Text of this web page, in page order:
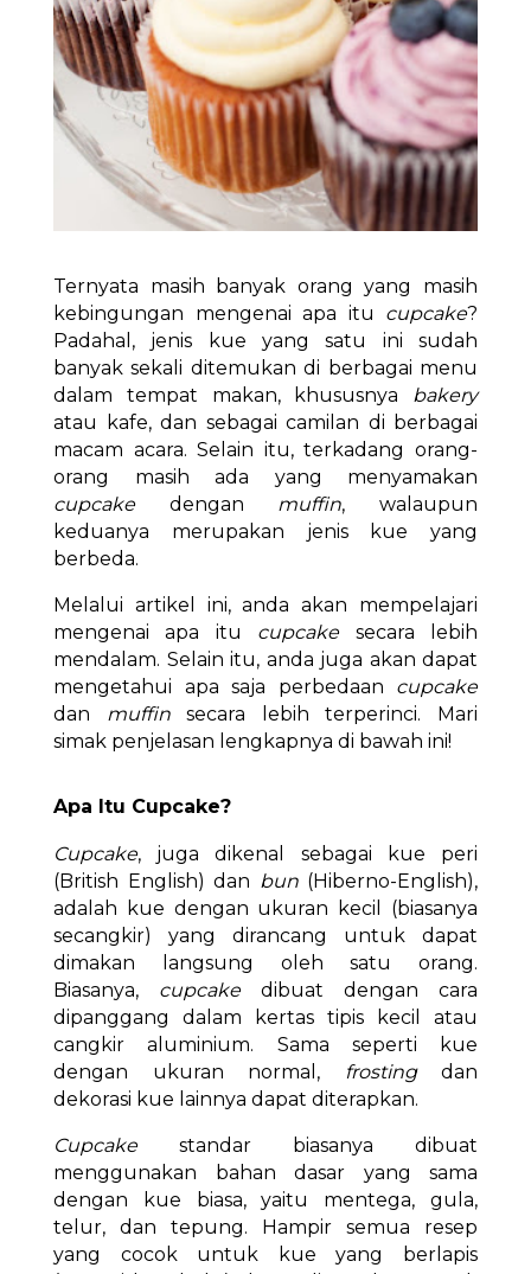
Ternyata masih banyak orang yang masih
kebingungan mengenai apa itu cupcake?
Padahal, jenis kue yang satu ini sudah
banyak sekali ditemukan di berbagai menu
dalam tempat makan, khususnya bakery
atau kafe, dan sebagai camilan di berbagai
macam acara. Selain itu, terkadang orang-
orang masih ada yang menyamakan
cupcakedengan muffin, walaupun
keduanya merupakan jenis kue yang
berbeda.
Melalui artikel ini, anda akan mempelajari
mengenai apa itu cupcakesecara lebih
mendalam. Selain itu, anda juga akan dapat
mengetahui apa saja perbedaan cupcake
dan muffinsecara lebih terperinci. Mari
simak penjelasan lengkapnya di bawah ini!
Apa Itu Cupcake?
Cupcake, juga dikenal sebagai kue peri
(British English) dan bun(Hiberno-English),
adalah kue dengan ukuran kecil (biasanya
secangkir) yang dirancang untuk dapat
dimakan langsung oleh satu orang.
Biasanya, cupcakedibuat dengan cara
dipanggang dalam kertas tipis kecil atau
cangkir aluminium. Sama seperti kue
dengan ukuran normal, frostingdan
dekorasi kue lainnya dapat diterapkan.
Cupcakestandar biasanya dibuat
menggunakan bahan dasar yang sama
dengan kue biasa, yaitu mentega, gula,
telur, dan tepung. Hampir semua resep
yang cocok untuk kue yang berlapis